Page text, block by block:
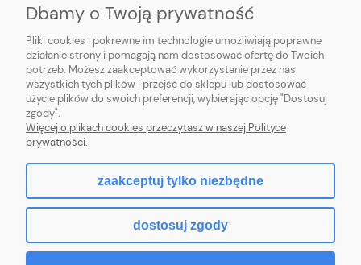
PŁATNOŚCI I DOSTAWA
INFORMACJE
O NAS
Sklep internetowy Shoper Premium
Dbamy o Twoją prywatność
Pliki cookies i pokrewne im technologie umożliwiają poprawne
działanie strony i pomagają nam dostosować ofertę do Twoich
potrzeb. Możesz zaakceptować wykorzystanie przez nas
wszystkich tych plików i przejść do sklepu lub dostosować
użycie plików do swoich preferencji, wybierając opcję "Dostosuj
zgody".
Więcej o plikach cookies przeczytasz w naszej Polityce
prywatności.
zaakceptuj tylko niezbędne
dostosuj zgody